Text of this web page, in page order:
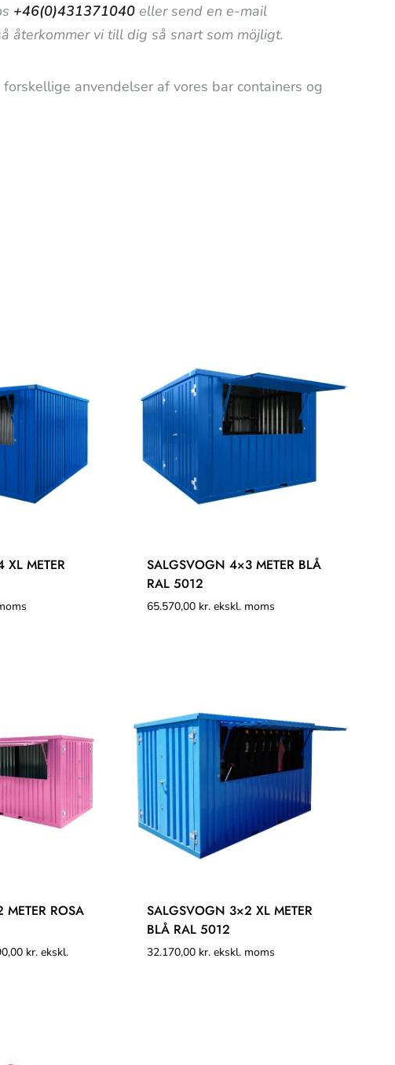
+46(0)431371040 eller send en e-mail
återkommer vi till dig så snart som möjligt.
anvendelser af vores bar containers og
METER
SALGSVOGN 4×3 METER BLÅ
RAL 5012
65.570,00 kr. ekskl. moms
ROSA
kr. ekskl.
SALGSVOGN 3×2 XL METER
BLÅ RAL 5012
32.170,00 kr. ekskl. moms